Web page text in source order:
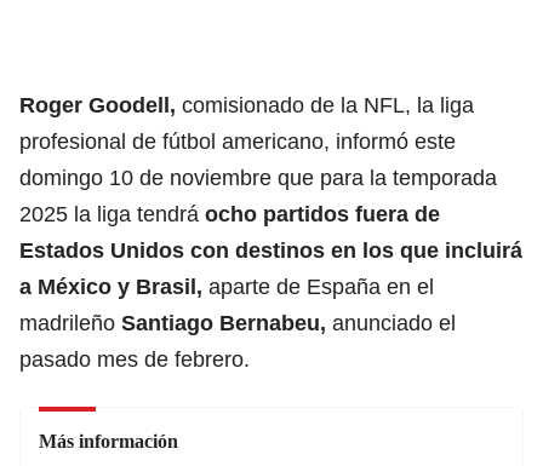
Roger Goodell, comisionado de la NFL, la liga
profesional de fútbol americano, informó este
domingo 10 de noviembre que para la temporada
2025 la liga tendrá ocho partidos fuera de
Estados Unidos con destinos en los que incluirá
a México y Brasil, aparte de España en el
madrileño Santiago Bernabeu, anunciado el
pasado mes de febrero.
Más información